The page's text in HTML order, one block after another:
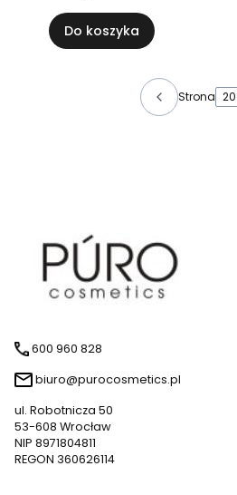
Do koszyka
Strona
600 960 828
biuro@purocosmetics.pl
ul. Robotnicza 50
53-608 Wrocław
NIP 8971804811
REGON 360626114